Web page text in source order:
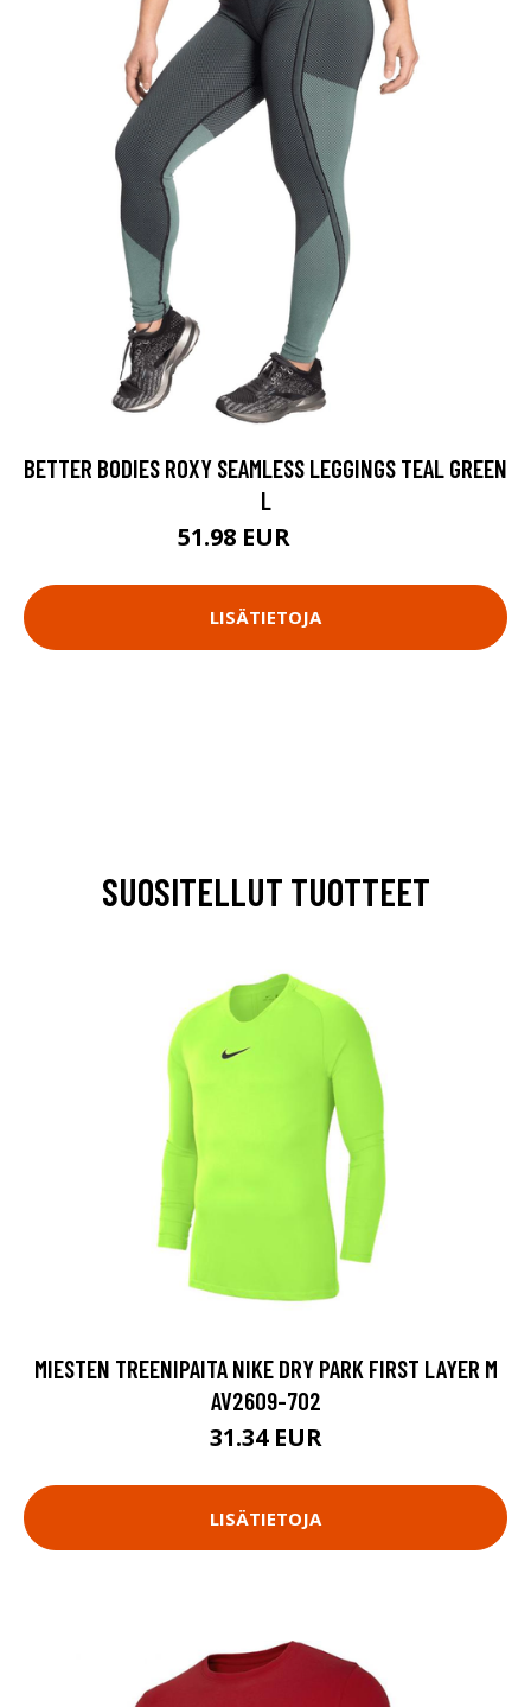
BETTER BODIES ROXY SEAMLESS LEGGINGS TEAL GREEN
L
51.98 EUR
LISÄTIETOJA
SUOSITELLUT TUOTTEET
MIESTEN TREENIPAITA NIKE DRY PARK FIRST LAYER M
AV2609-702
31.34 EUR
LISÄTIETOJA